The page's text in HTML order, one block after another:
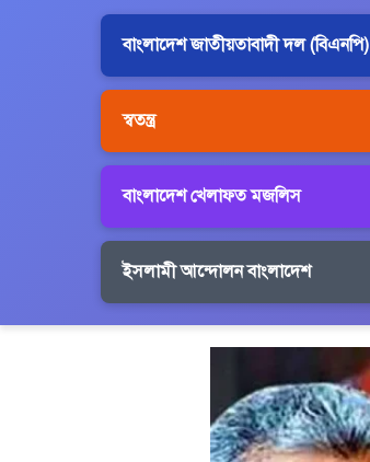
বাংলাদেশ জাতীয়তাবাদী দল (বিএনপি)
স্বতন্ত্র
বাংলাদেশ খেলাফত মজলিস
ইসলামী আন্দোলন বাংলাদেশ